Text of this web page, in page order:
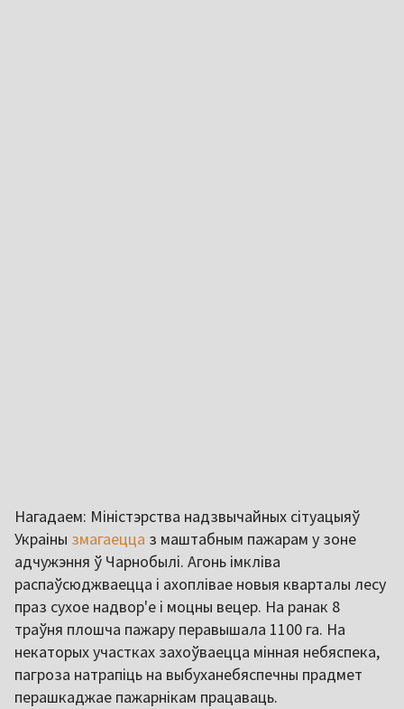
Нагадаем: Міністэрства надзвычайных сітуацыяў
Украіны змагаецца з маштабным пажарам у зоне
адчужэння ў Чарнобылі. Агонь імкліва
распаўсюджваецца і ахоплівае новыя кварталы лесу
праз сухое надвор'е і моцны вецер. На ранак 8
траўня плошча пажару перавышала 1100 га. На
некаторых участках захоўваецца мінная небяспека,
пагроза натрапіць на выбуханебяспечны прадмет
перашкаджае пажарнікам працаваць.